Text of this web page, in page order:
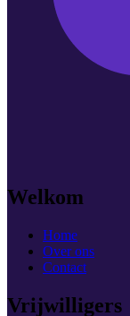
Welkom
Home
Over ons
Contact
Vrijwilligers